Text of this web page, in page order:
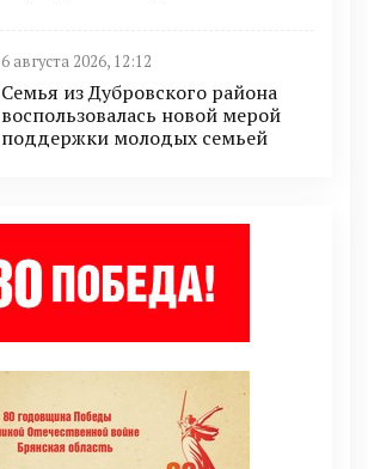
6 августа 2026, 12:12
Семья из Дубровского района
воспользовалась новой мерой
поддержки молодых семьей